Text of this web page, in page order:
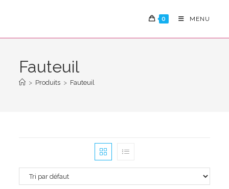
0 MENU
Fauteuil
> Produits > Fauteuil